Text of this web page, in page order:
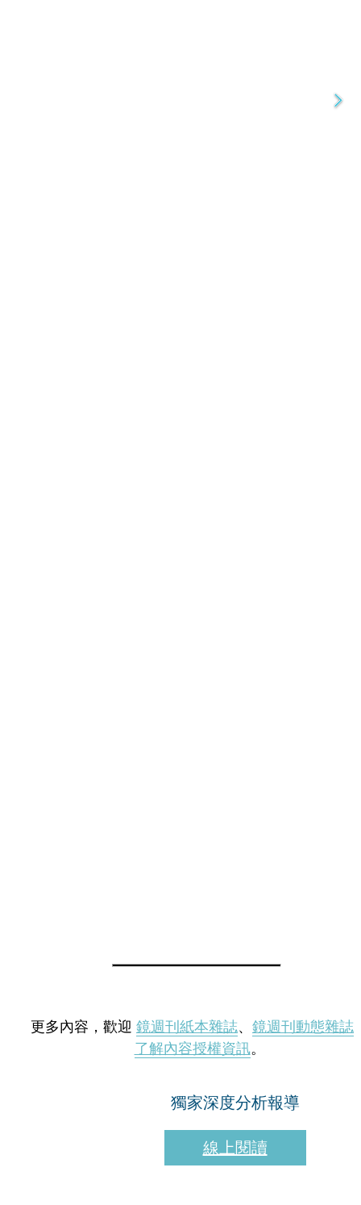
更多內容，歡迎 鏡週刊紙本雜誌、 鏡週刊動態雜誌
了解內容授權資訊。
獨家深度分析報導
線上閱讀